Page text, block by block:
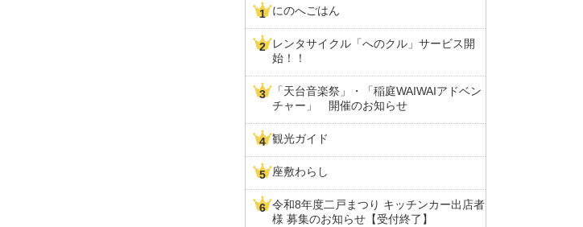
にのへごはん
レンタサイクル「へのクル」サービス開
始！！
「天台音楽祭」・「稲庭WAIWAIアドベン
チャー」 開催のお知らせ
観光ガイド
座敷わらし
令和8年度二戸まつり キッチンカー出店者
様 募集のお知らせ【受付終了】